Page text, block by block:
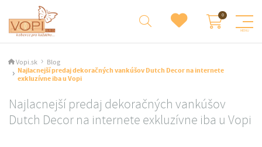
Vopi.sk
Blog
Najlacnejší predaj dekoračných vankúšov Dutch Decor na internete
exkluzívne iba u Vopi
Najlacnejší predaj dekoračných vankúšov
Dutch Decor na internete exkluzívne iba u Vopi